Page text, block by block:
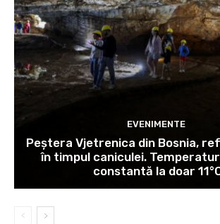
EVENIMENTE
Peștera Vjetrenica din Bosnia,
în timpul caniculei.
constantă la doar